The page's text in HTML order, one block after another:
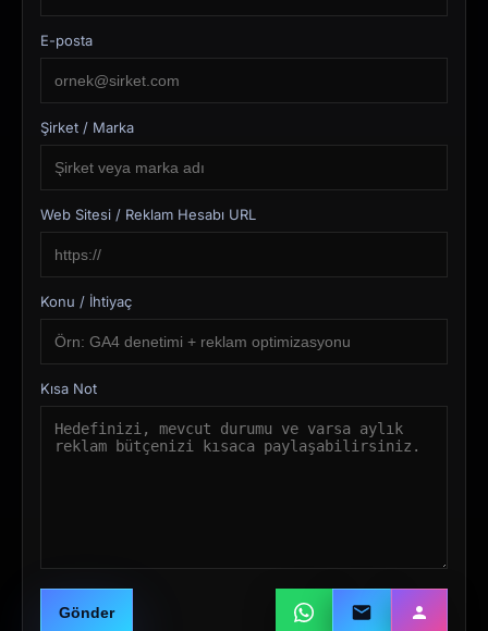
E-posta
Şirket / Marka
Web Sitesi / Reklam Hesabı URL
Konu / İhtiyaç
Kısa Not
Gönder